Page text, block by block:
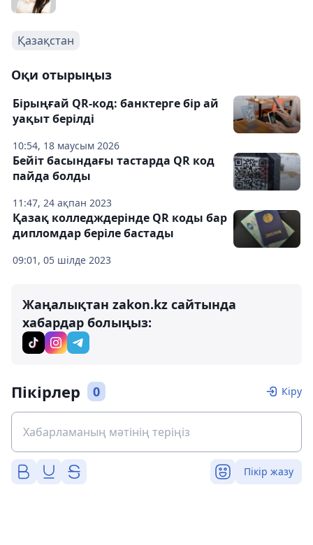
Қазақстан
Оқи отырыңыз
10:54, 18 маусым 2026
Бірыңғай QR-код: банктерге бір ай
уақыт берілді
11:47, 24 ақпан 2023
Бейіт басындағы тастарда QR код
пайда болды
09:01, 05 шілде 2023
Қазақ колледждерінде QR коды бар
дипломдар беріле бастады
Жаңалықтан zakon.kz сайтында
хабардар болыңыз:
Пікірлер 0 Кіру
Пікір жазу